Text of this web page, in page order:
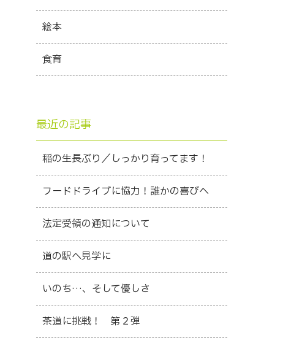
絵本
食育
最近の記事
稲の生長ぶり／しっかり育ってます！
フードドライブに協力！誰かの喜びへ
法定受領の通知について
道の駅へ見学に
いのち…、そして優しさ
茶道に挑戦！ 第２弾